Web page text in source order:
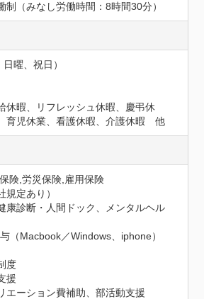
制（みなし労働時間：8時間30分）
曜、祝日）
休暇、リフレッシュ休暇、慶弔休
育児休業、看護休暇、介護休暇　他
険,労災保険,雇用保険
規定あり）
康診断・人間ドック、メンタルヘル
（Macbook／Windows、iphone）
度
援
エーション費補助、部活動支援